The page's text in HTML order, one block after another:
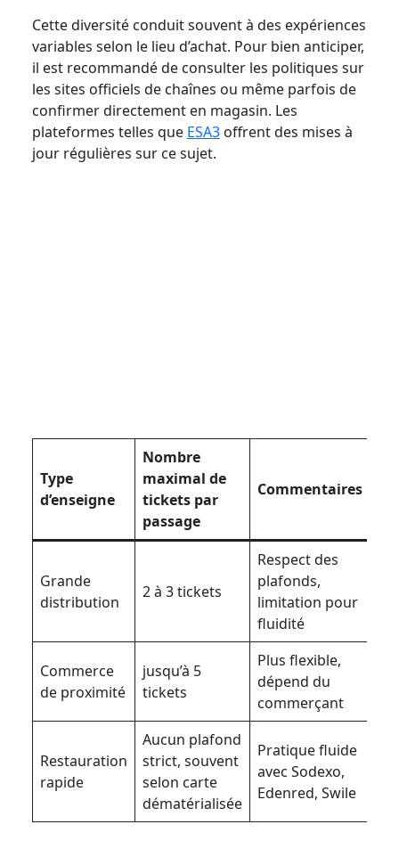
Cette diversité conduit souvent à des expériences
variables selon le lieu d’achat. Pour bien anticiper,
il est recommandé de consulter les politiques sur
les sites officiels de chaînes ou même parfois de
confirmer directement en magasin. Les
plateformes telles que ESA3 offrent des mises à
jour régulières sur ce sujet.
Type
d’enseigne
Nombre
maximal de
tickets par
passage
Commentaires
Grande
distribution
2 à 3 tickets
Respect des
plafonds,
limitation pour
fluidité
Commerce
de proximité
jusqu’à 5
tickets
Plus flexible,
dépend du
commerçant
Restauration
rapide
Aucun plafond
strict, souvent
selon carte
dématérialisée
Pratique fluide
avec Sodexo,
Edenred, Swile